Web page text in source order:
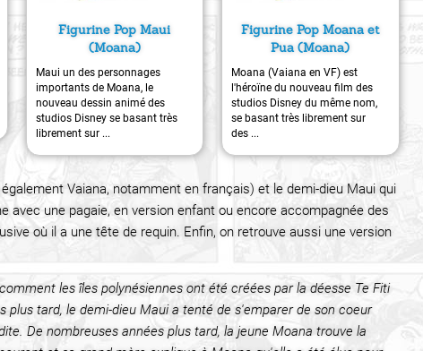
Figurine Pop Maui
(Moana)
Maui un des personnages
importants de Moana, le
nouveau dessin animé des
studios Disney se basant très
librement sur ...
Figurine Pop Moana et
Pua (Moana)
Moana (Vaiana en VF) est
l'héroïne du nouveau film des
studios Disney du même nom,
se basant très librement sur
des ...
Vaiana, notamment en français) et le demi-dieu Maui qui
avec une pagaie, en version enfant ou encore accompagnée des
où il a une tête de requin. Enfin, on retrouve aussi une version
les îles polynésiennes ont été créées par la déesse Te Fiti
plus tard, le demi-dieu Maui a tenté de s'emparer de son coeur
De nombreuses années plus tard, la jeune Moana trouve la